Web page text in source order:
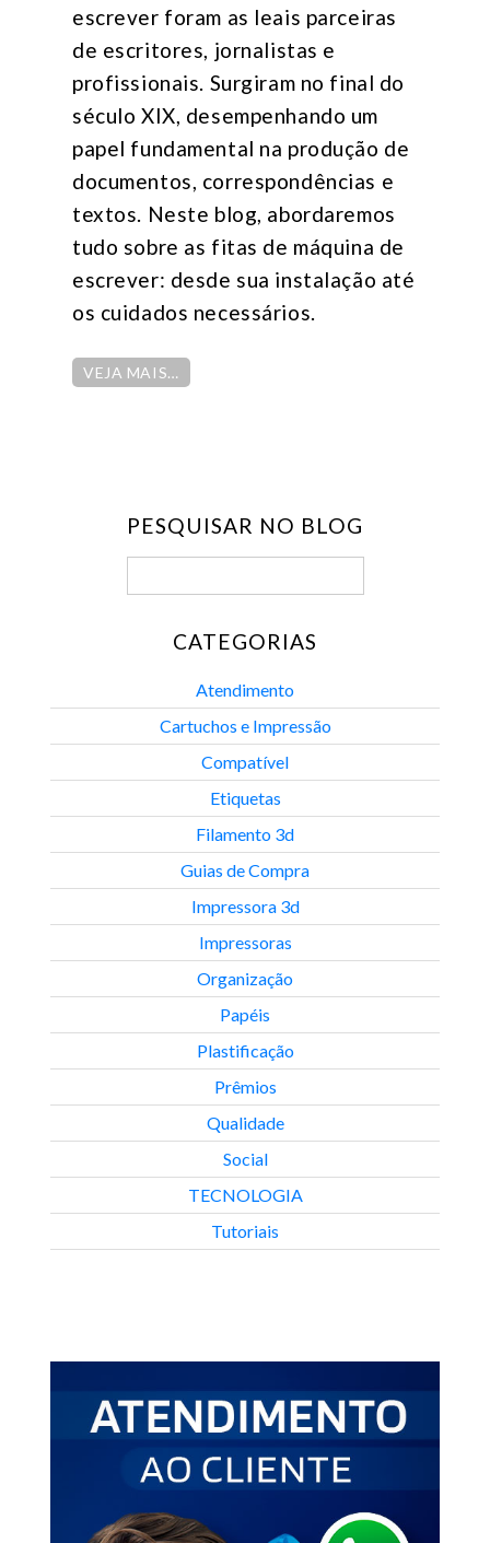
escrever foram as leais parceiras
de escritores, jornalistas e
profissionais. Surgiram no final do
século XIX, desempenhando um
papel fundamental na produção de
documentos, correspondências e
textos. Neste blog, abordaremos
tudo sobre as fitas de máquina de
escrever: desde sua instalação até
os cuidados necessários.
VEJA MAIS…
PESQUISAR NO BLOG
CATEGORIAS
Atendimento
Cartuchos e Impressão
Compatível
Etiquetas
Filamento 3d
Guias de Compra
Impressora 3d
Impressoras
Organização
Papéis
Plastificação
Prêmios
Qualidade
Social
TECNOLOGIA
Tutoriais